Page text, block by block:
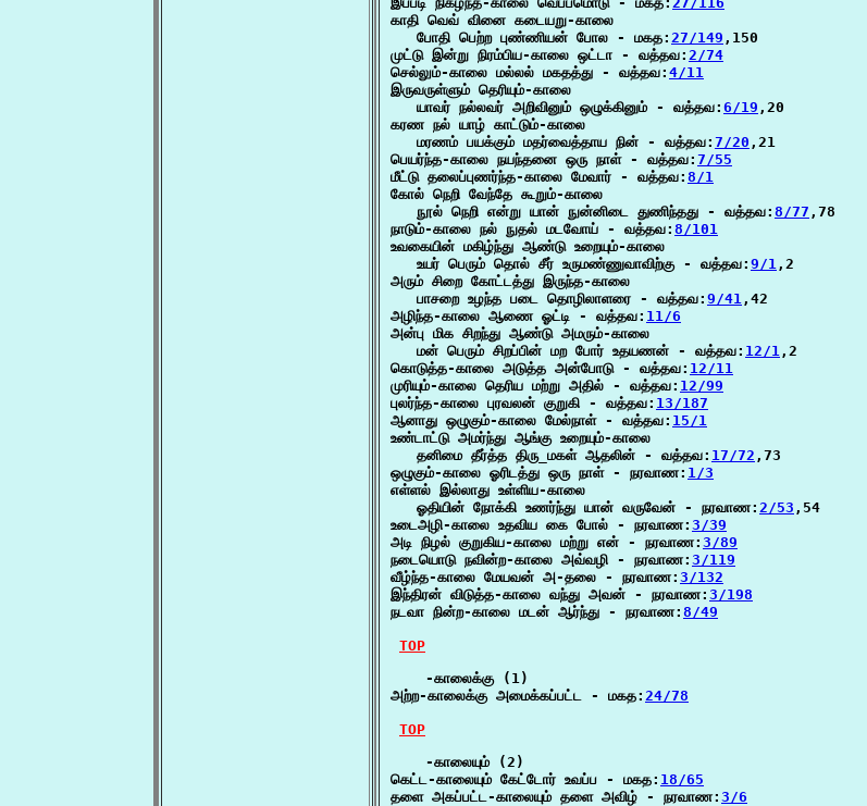
காதி வெவ் வினை கடையறு-காலை
   போதி பெற்ற புண்ணியன் போல - மகத:
27/149 ,150
முட்டு இன்று நிரம்பிய-காலை ஒட்டா - வத்தவ: 2/74
செல்லும்-காலை மல்லல் மகதத்து - வத்தவ: 4/11
இருவருள்ளும் தெரியும்-காலை
   யாவர் நல்லவர் அறிவினும் ஒழுக்கினும் - வத்தவ:
6/19 ,20
கரண நல் யாழ் காட்டும்-காலை
   மரணம் பயக்கும் மதர்வைத்தாய நின் - வத்தவ:
7/20 ,21
பெயர்ந்த-காலை நயந்தனை ஒரு நாள் - வத்தவ: 7/55
மீட்டு தலைப்புணர்ந்த-காலை மேவார் - வத்தவ: 8/1
கோல் நெறி வேந்தே கூறும்-காலை
   நூல் நெறி என்று யான் நுன்னிடை துணிந்தது - வத்தவ:
8/77 ,78
நாடும்-காலை நல் நுதல் மடவோய் - வத்தவ: 8/101
உவகையின் மகிழ்ந்து ஆண்டு உறையும்-காலை
   உயர் பெரும் தொல் சீர் உருமண்ணுவாவிற்கு - வத்தவ:
9/1,2
அரும் சிறை கோட்டத்து இருந்த-காலை
   பாசறை உழந்த படை தொழிலாளரை - வத்தவ:
9/41,42
அழிந்த-காலை ஆணை ஓட்டி - வத்தவ: 11/6
அன்பு மிக சிறந்து ஆண்டு அமரும்-காலை
   மன் பெரும் சிறப்பின் மற போர் உதயணன் - வத்தவ:
12/1,2
கொடுத்த-காலை அடுத்த அன்போடு - வத்தவ: 12/11
முரியும்-காலை தெரிய மற்று அதில் - வத்தவ: 12/99
புலர்ந்த-காலை புரவலன் குறுகி - வத்தவ: 13/187
ஆனாது ஒழுகும்-காலை மேல்நாள் - வத்தவ: 15/1
உண்டாட்டு அமர்ந்து ஆங்கு உறையும்-காலை
   தனிமை தீர்த்த திரு_மகள் ஆதலின் - வத்தவ:
17/72 ,73
ஒழுகும்-காலை ஓரிடத்து ஒரு நாள் - நரவாண: 1/3
எள்ளல் இல்லாது உள்ளிய-காலை
   ஓதியின் நோக்கி உணர்ந்து யான் வருவேன் - நரவாண:
2/53 ,54
உடைஅழி-காலை உதவிய கை போல் - நரவாண: 3/39
அடி நிழல் குறுகிய-காலை மற்று என் - நரவாண: 3/89
நடையொடு நவின்ற-காலை அவ்வழி - நரவாண: 3/119
வீழ்ந்த-காலை மேயவன் அ-தலை - நரவாண: 3/132
இந்திரன் விடுத்த-காலை வந்து அவன் - நரவாண: 3/198
நடவா நின்ற-காலை மடன் ஆர்ந்து - நரவாண: 8/49
TOP
    -காலைக்கு (1)
அற்ற-காலைக்கு அமைக்கப்பட்ட - மகத: 24/78
TOP
    -காலையும் (2)
கெட்ட-காலையும் கேட்டோர் உவப்ப - மகத: 18/65
தளை அகப்பட்ட-காலையும் தளை அவிழ் - நரவாண: 3/6